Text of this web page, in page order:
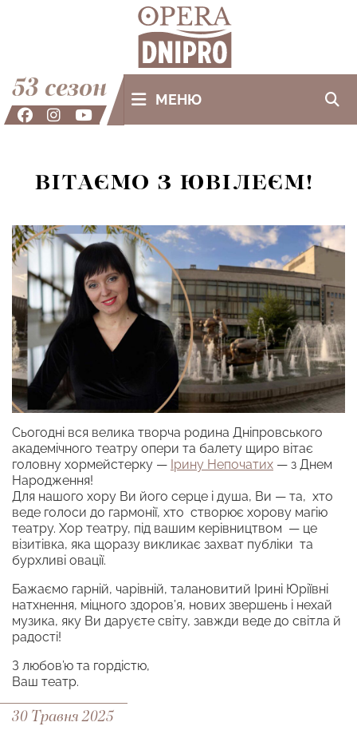
53 сезон МЕНЮ
ВІТАЄМО З ЮВІЛЕЄМ!
Сьогодні вся велика творча родина Дніпровського
академічного театру опери та балету щиро вітає
головну хормейстерку — Ірину Непочатих — з Днем
Народження!
Для нашого хору Ви його серце і душа, Ви — та, хто
веде голоси до гармонії, хто створює хорову магію
театру. Хор театру, під вашим керівництвом — це
візитівка, яка щоразу викликає захват публіки та
бурхливі овації.
Бажаємо гарній, чарівній, талановитий Ірині Юріївні
натхнення, міцного здоров’я, нових звершень і нехай
музика, яку Ви даруєте світу, завжди веде до світла й
радості!
З любов’ю та гордістю,
Ваш театр.
30 Травня 2025